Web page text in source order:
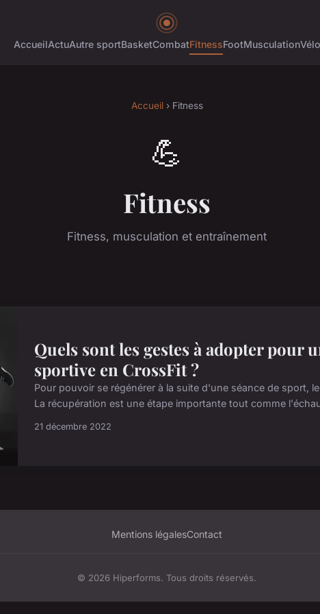
AccueilActuAutre sportBasketCombatFitnessFootMusculationVélo
Accueil› Fitness
💪
Fitness
Fitness, musculation et entraînement
Quels sont les gestes à adopter pour
sportive en CrossFit ?
Pour pouvoir se régénérer à la suite d'une séance de sport,
La récupération est une étape importante tout comme
21 décembre 2022
Mentions légalesContact
© 2026 Hiperforms. Tous droits réservés.